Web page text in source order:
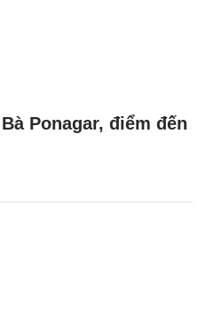
Ponagar, điểm đến